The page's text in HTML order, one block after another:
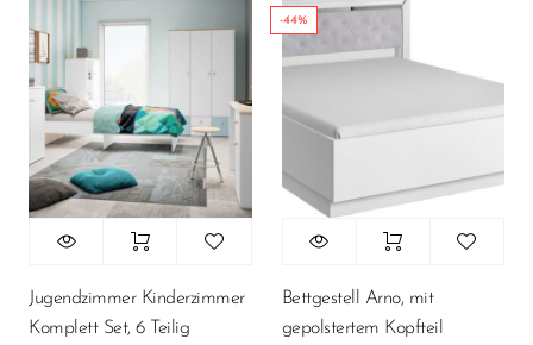
Jugendzimmer Kinderzimmer
Komplett Set, 6 Teilig
-44%
Bettgestell Arno, mit
gepolstertem Kopfteil